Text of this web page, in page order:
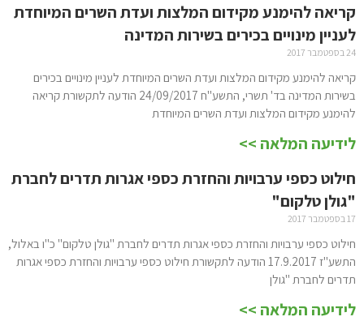
קריאה להימנע מקידום המלצות ועדת השרים המיוחדת
לעניין מינויים בכירים בשירות המדינה
24 בספטמבר 2017
קריאה להימנע מקידום המלצות ועדת השרים המיוחדת לעניין מינויים בכירים
בשירות המדינה בד' תשרי, התשע"ח 24/09/2017 הודעה לתקשורת קריאה
להימנע מקידום המלצות ועדת השרים המיוחדת
לידיעה המלאה >>
חילוט כספי ערבויות והחזרת כספי אגרות תדרים לחברת
"גולן טלקום"
17 בספטמבר 2017
חילוט כספי ערבויות והחזרת כספי אגרות תדרים לחברת "גולן טלקום" כ"ו באלול,
התשע"ז 17.9.2017 הודעה לתקשורת חילוט כספי ערבויות והחזרת כספי אגרות
תדרים לחברת "גולן
לידיעה המלאה >>